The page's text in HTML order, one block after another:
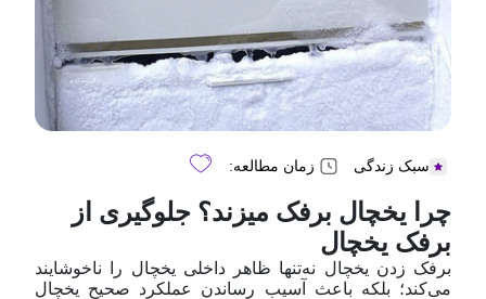
سبک زندگی زمان مطالعه:
چرا یخچال برفک میزند؟ جلوگیری از
برفک یخچال
برفک زدن یخچال نه‌تنها ظاهر داخلی یخچال را ناخوشایند
می‌کند؛ بلکه باعث آسیب رساندن عملکرد صحیح یخچال